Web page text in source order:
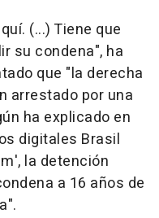
(...) Tiene que
su condena", ha
que "la derecha
arrestado por una
ha explicado en
digitales Brasil
la detención
a 16 años de